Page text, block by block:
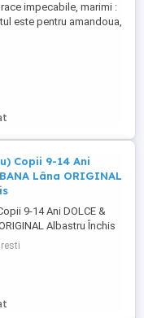
impecabile, marimi :
este pentru amandoua,
publi24
Copii 9-14 Ani
Lâna ORIGINAL
9-14 Ani DOLCE &
Albastru Închis
180 Lei.